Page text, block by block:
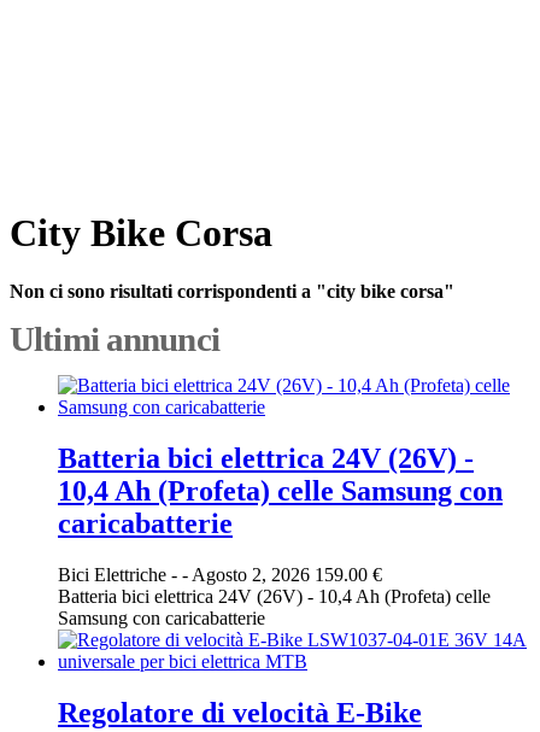
City Bike Corsa
Non ci sono risultati corrispondenti a "city bike corsa"
Ultimi annunci
Batteria bici elettrica 24V (26V) -
10,4 Ah (Profeta) celle Samsung con
caricabatterie
Bici Elettriche - - Agosto 2, 2026 159.00 €
Batteria bici elettrica 24V (26V) - 10,4 Ah (Profeta) celle
Samsung con caricabatterie
Regolatore di velocità E-Bike